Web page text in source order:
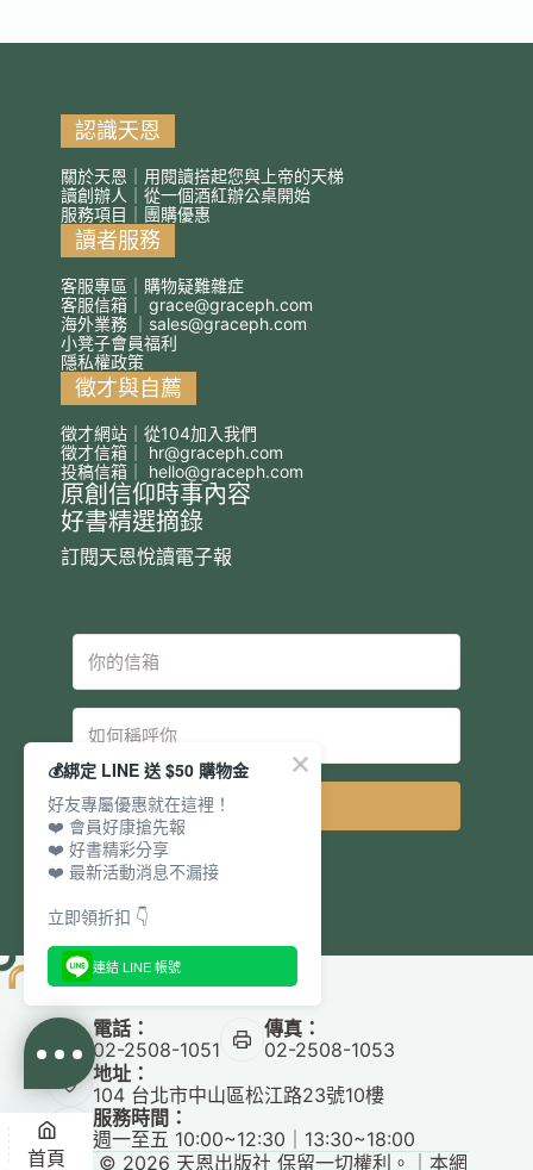
認識天恩
關於天恩｜用閱讀搭起您與上帝的天梯
讀創辦人｜從一個酒紅辦公桌開始
服務項目｜團購優惠
讀者服務
客服專區｜購物疑難雜症
客服信箱｜ grace@graceph.com
海外業務 ｜ sales@graceph.com
小凳子會員福利
隱私權政策
徵才與自薦
徵才網站｜從104加入我們
徵才信箱｜ hr@graceph.com
投稿信箱｜ hello@graceph.com
原創信仰時事內容
好書精選摘錄
訂閱天恩悅讀電子報
電話：
02-2508-1051
傳真：
02-2508-1053
地址：
104 台北市中山區松江路23號10樓
服務時間：
週一至五 10:00~12:30｜13:30~18:00
Copyright © 2026 天恩出版社 保留一切權利。｜本網
首頁
💰綁定 LINE 送 $50 購物金
好友專屬優惠就在這裡！
❤️ 會員好康搶先報
❤️ 好書精彩分享
❤️ 最新活動消息不漏接
立即領折扣 👇
連結 LINE 帳號